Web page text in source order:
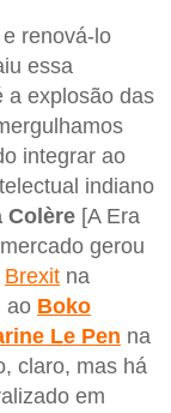
renová-lo
essa
a explosão das
integrar ao
indiano
Colère [A Era
gerou
Brexit na
ao Boko
Le Pen na
claro, mas há
em